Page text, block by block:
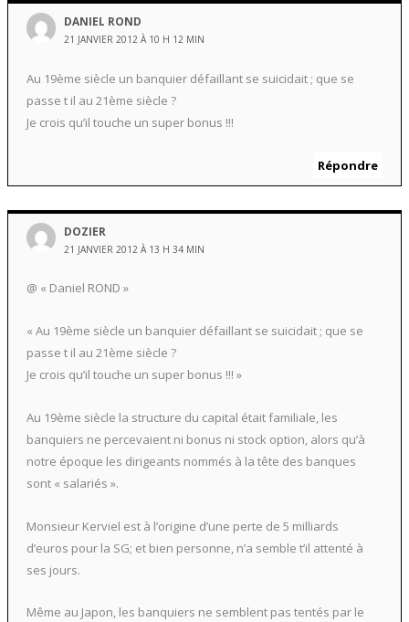
DANIEL ROND
21 JANVIER 2012 À 10 H 12 MIN
Au 19ème siècle un banquier défaillant se suicidait ; que se
passe t il au 21ème siècle ?
Je crois qu’il touche un super bonus !!!
Répondre
DOZIER
21 JANVIER 2012 À 13 H 34 MIN
@ « Daniel ROND »
« Au 19ème siècle un banquier défaillant se suicidait ; que se
passe t il au 21ème siècle ?
Je crois qu’il touche un super bonus !!! »
Au 19ème siècle la structure du capital était familiale, les
banquiers ne percevaient ni bonus ni stock option, alors qu’à
notre époque les dirigeants nommés à la tête des banques
sont « salariés ».
Monsieur Kerviel est à l’origine d’une perte de 5 milliards
d’euros pour la SG; et bien personne, n’a semble t’il attenté à
ses jours.
Même au Japon, les banquiers ne semblent pas tentés par le